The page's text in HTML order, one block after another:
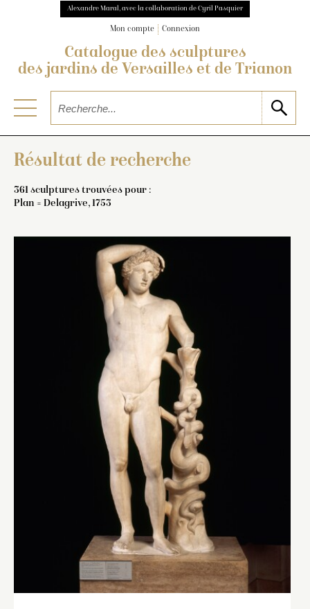
Alexandre Maral, avec la collaboration de Cyril Pasquier
Mon compte Connexion
Catalogue des sculptures
des jardins de Versailles et de Trianon
Résultat de recherche
361 sculptures trouvées pour :
Plan = Delagrive, 1753